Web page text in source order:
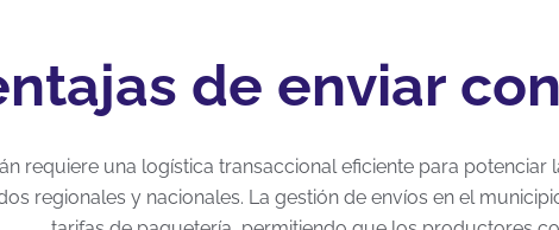
de enviar
requiere una logística transaccional eficiente para
regionales y nacionales. La gestión de envíos en el